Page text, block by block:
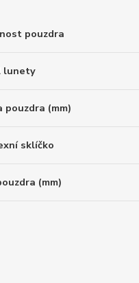
pouzdra
lunety
pouzdra (mm)
sklíčko
(mm)